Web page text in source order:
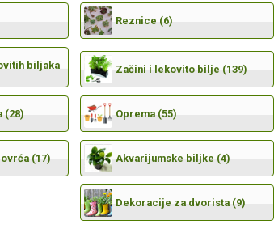
Reznice (6)
biljaka
Začini i lekovito bilje (139)
(28) Oprema (55)
(17) Akvarijumske biljke (4)
Dekoracije za dvorista (9)